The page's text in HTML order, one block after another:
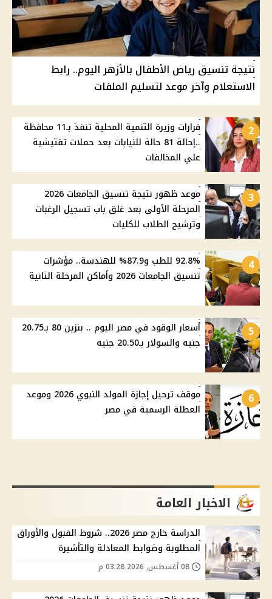
نتيجة تنسيق رياض الأطفال بالأزهر اليوم.. رابط
الاستعلام وآخر موعد لتسليم الملفات
2
قرارات وزيرة التنمية المحلية تنفذ بـ11 محافظة
..إحالة 81 حالة للنيابات بعد حملات تفتيشية
علي المخالفات
3
موعد ظهور نتيجة تنسيق الجامعات 2026
المرحلة الأولى بعد غلق باب تسجيل الرغبات
وترشيح الطلاب للكليات
4
92.8% للطب و87.9% للهندسة.. مؤشرات
تنسيق الجامعات 2026 وأماكن المرحلة الثانية
5
أسعار الوقود في مصر اليوم .. بنزين 80 بـ20.75
جنيه والسولار بـ20.50 جنيه
6
موقف ترحيل إجازة المولد النبوي 2026 وموعد
العطلة الرسمية في مصر
الاخبار العامة
الدراسة خارج مصر 2026.. شروط القبول والأوراق
المطلوبة وضوابط المعادلة والتأشيرة